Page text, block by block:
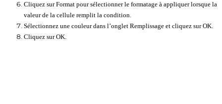
Cliquez sur Format pour sélectionner le formatage à appliquer lorsque la
valeur de la cellule remplit la condition.
Sélectionnez une couleur dans l’onglet Remplissage et cliquez sur OK.
Cliquez sur OK.